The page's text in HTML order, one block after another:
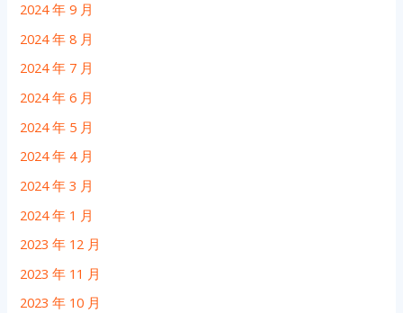
2024 年 9 月
2024 年 8 月
2024 年 7 月
2024 年 6 月
2024 年 5 月
2024 年 4 月
2024 年 3 月
2024 年 1 月
2023 年 12 月
2023 年 11 月
2023 年 10 月